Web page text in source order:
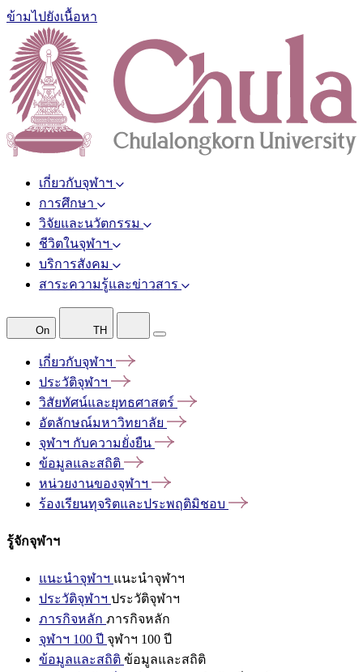
ข้ามไปยังเนื้อหา
เกี่ยวกับจุฬาฯ
การศึกษา
วิจัยและนวัตกรรม
ชีวิตในจุฬาฯ
บริการสังคม
สาระความรู้และข่าวสาร
On TH
เกี่ยวกับจุฬาฯ
ประวัติจุฬาฯ
วิสัยทัศน์และยุทธศาสตร์
อัตลักษณ์มหาวิทยาลัย
จุฬาฯ กับความยั่งยืน
ข้อมูลและสถิติ
หน่วยงานของจุฬาฯ
ร้องเรียนทุจริตและประพฤติมิชอบ
รู้จักจุฬาฯ
แนะนำจุฬาฯ แนะนำจุฬาฯ
ประวัติจุฬาฯ ประวัติจุฬาฯ
ภารกิจหลัก ภารกิจหลัก
จุฬาฯ 100 ปี จุฬาฯ 100 ปี
ข้อมูลและสถิติ ข้อมูลและสถิติ